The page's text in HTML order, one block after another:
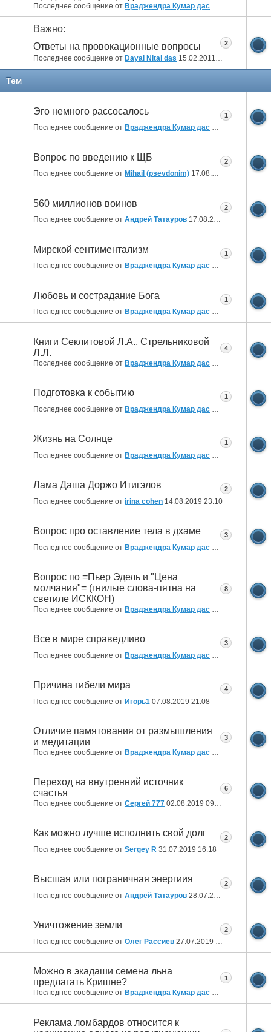
Последнее сообщение от Враджендра Кумар дас
Важно:
Ответы на провокационные вопросы
Последнее сообщение от Dayal Nitai das 15.02.2011 11:53
2
Тем
Эго немного рассосалось
Последнее сообщение от Враджендра Кумар дас 08:14
1
Вопрос по введению к ЩБ
Последнее сообщение от Mihail (psevdonim) 17.08.2019
2
560 миллионов воинов
Последнее сообщение от Андрей Татауров 17.08.2019
2
Мирской сентиментализм
Последнее сообщение от Враджендра Кумар дас 10:40
1
Любовь и сострадание Бога
Последнее сообщение от Враджендра Кумар дас 09:37
1
Книги Секлитовой Л.А., Стрельниковой
Л.Л.
Последнее сообщение от Враджендра Кумар дас
4
Подготовка к событию
Последнее сообщение от Враджендра Кумар дас 08:34
1
Жизнь на Солнце
Последнее сообщение от Враджендра Кумар дас 08:26
1
Лама Даша Доржо Итигэлов
Последнее сообщение от irina cohen 14.08.2019 23:10
2
Вопрос про оставление тела в дхаме
Последнее сообщение от Враджендра Кумар дас 12:37
3
Вопрос по =Пьер Эдель и "Цена
молчания"= (гнилые слова-пятна на
светиле ИСККОН)
Последнее сообщение от Враджендра Кумар дас
8
Все в мире справедливо
Последнее сообщение от Враджендра Кумар дас 08:30
3
Причина гибели мира
Последнее сообщение от Игорь1 07.08.2019 21:08
4
Отличие памятования от размышления
и медитации
Последнее сообщение от Враджендра Кумар дас
3
Переход на внутренний источник
счастья
Последнее сообщение от Сергей 777 02.08.2019 09:31
6
Как можно лучше исполнить свой долг
Последнее сообщение от Sergey R 31.07.2019 16:18
2
Высшая или пограничная энергиия
Последнее сообщение от Андрей Татауров 28.07.2019
2
Уничтожение земли
Последнее сообщение от Олег Рассиев 27.07.2019 09:58
2
Можно в экадаши семена льна
предлагать Кришне?
Последнее сообщение от Враджендра Кумар дас
1
Реклама ломбардов относится к